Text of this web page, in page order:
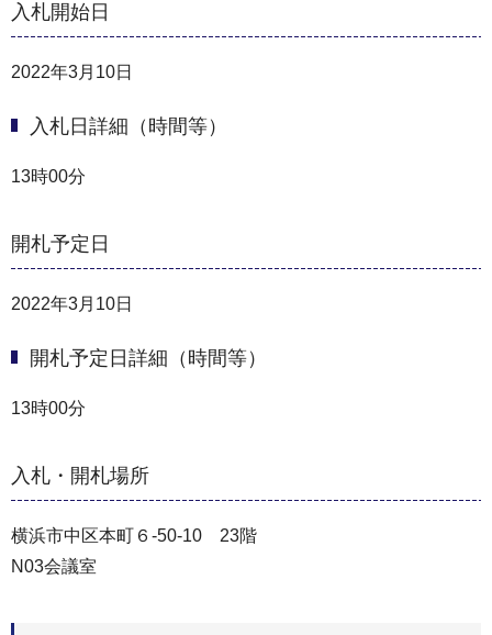
入札開始日
2022年3月10日
入札日詳細（時間等）
13時00分
開札予定日
2022年3月10日
開札予定日詳細（時間等）
13時00分
入札・開札場所
横浜市中区本町６-50-10 23階
N03会議室